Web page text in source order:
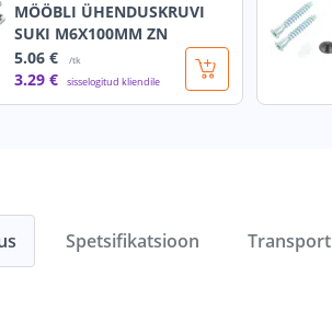
MÖÖBLI ÜHENDUSKRUVI
SUKI M6X100MM ZN
5.06 € /tk
3.29 € sisselogitud kliendile
Spetsifikatsioon Transport